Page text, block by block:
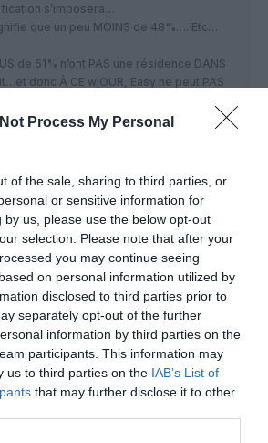
Process My Personal
of the sale, sharing to third parties, or
or sensitive information for
by us, please use the below opt-out
selection. Please note that after your
you may continue seeing
on personal information utilized by
disclosed to third parties prior to
separately opt-out of the further
information by third parties on the
participants. This information may
us to third parties on the IAB’s List of
that may further disclose it to other
s’imposera…
que un peu MOINS de 48%…. Etc…
de 51% n’ont PAS une résidence DANS
donc À CE wjOUR, Easy ne peut PAS
pouvoir à ce stade conserver ses droits
Brexit…
européenne, du coup, elle perdra
britannique…ce qui lui fera perdre
EasyJet comme base européenne
probleme: quel que soit le montage
d’un Hard Brexit, on ne pourra PAS
ET UE……Et la perte de l’une des deux
forcément par de la perte de droits de
RÉPONDRE